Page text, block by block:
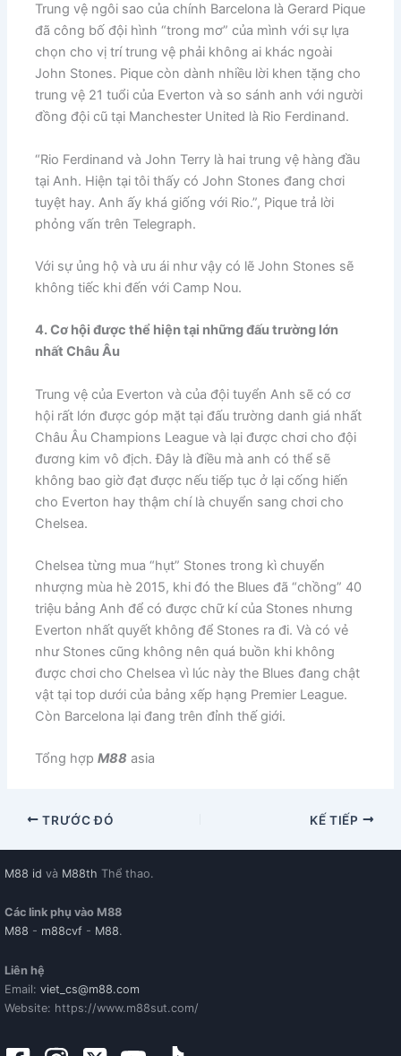
​Trung vệ ngôi sao của chính Barcelona là Gerard Pique
đã công bố đội hình “trong mơ” của mình với sự lựa
chọn cho vị trí trung vệ phải không ai khác ngoài
John Stones. Pique còn dành nhiều lời khen tặng cho
trung vệ 21 tuổi của Everton và so sánh anh với người
đồng đội cũ tại Manchester United là Rio Ferdinand.
“Rio Ferdinand và John Terry là hai trung vệ hàng đầu
tại Anh. Hiện tại tôi thấy có John Stones đang chơi
tuyệt hay. Anh ấy khá giống với Rio.”, Pique trả lời
phỏng vấn trên ​Telegraph.
Với sự ủng hộ và ưu ái như vậy có lẽ John Stones sẽ
không tiếc khi đến với Camp Nou.
4. Cơ hội được thể hiện tại những đấu trường lớn
nhất Châu Âu
Trung vệ của Everton và của đội tuyển Anh sẽ có cơ
hội rất lớn được góp mặt tại đấu trường danh giá nhất
Châu Âu Champions League và lại được chơi cho đội
đương kim vô địch. Đây là điều mà anh có thể sẽ
không bao giờ đạt được nếu tiếp tục ở lại cống hiến
cho Everton hay thậm chí là chuyển sang chơi cho
Chelsea.
Chelsea từng mua “hụt” Stones trong kì chuyển
nhượng mùa hè 2015, khi đó the Blues đã “chồng” 40
triệu bảng Anh để có được chữ kí của Stones nhưng
Everton nhất quyết không để Stones ra đi. Và có vẻ
như Stones cũng không nên quá buồn khi không
được chơi cho Chelsea vì lúc này the Blues đang chật
vật tại top dưới của bảng xếp hạng Premier League.
Còn Barcelona lại đang trên đỉnh thế giới.
Tổng hợpM88 asia
TRƯỚC ĐÓ KẾ TIẾP
M88 id và M88th Thể thao.
Các link phụ vào M88
M88 - m88cvf - M88.
Liên hệ
Email: viet_cs@m88.com
Website: https://www.m88sut.com/